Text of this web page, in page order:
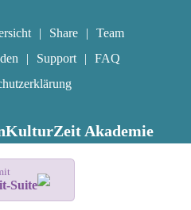
Share
Team
Support
FAQ
Akademie
Suite